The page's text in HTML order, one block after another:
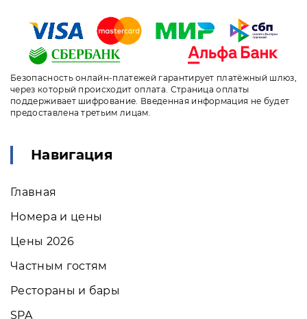
Безопасность онлайн-платежей гарантирует платёжный шлюз,
через который происходит оплата. Страница оплаты
поддерживает шифрование. Введенная информация не будет
предоставлена третьим лицам.
Навигация
Главная
Номера и цены
Цены 2026
Частным гостям
Рестораны и бары
SPA